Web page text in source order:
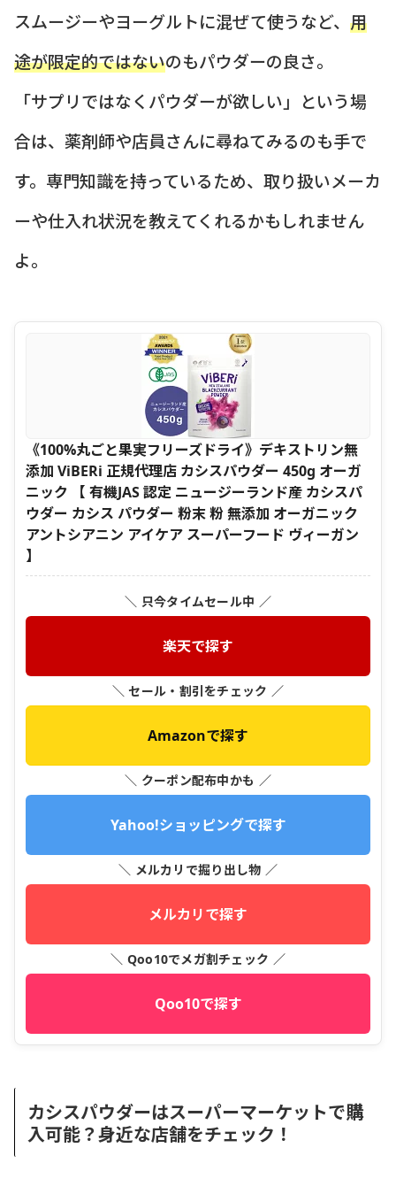
スムージーやヨーグルトに混ぜて使うなど、 用
途が限定的ではないのもパウダーの良さ。
「サプリではなくパウダーが欲しい」という場
合は、薬剤師や店員さんに尋ねてみるのも手で
す。専門知識を持っているため、取り扱いメーカ
ーや仕入れ状況を教えてくれるかもしれません
よ。
《100%丸ごと果実フリーズドライ》デキストリン無
添加 ViBERi 正規代理店 カシスパウダー 450g オーガ
ニック 【 有機JAS 認定 ニュージーランド産 カシスパ
ウダー カシス パウダー 粉末 粉 無添加 オーガニック
アントシアニン アイケア スーパーフード ヴィーガン
】
＼ 只今タイムセール中 ／
楽天で探す
＼ セール・割引をチェック ／
Amazonで探す
＼ クーポン配布中かも ／
Yahoo!ショッピングで探す
＼ メルカリで掘り出し物 ／
メルカリで探す
＼ Qoo10でメガ割チェック ／
Qoo10で探す
カシスパウダーはスーパーマーケットで購
入可能？身近な店舗をチェック！